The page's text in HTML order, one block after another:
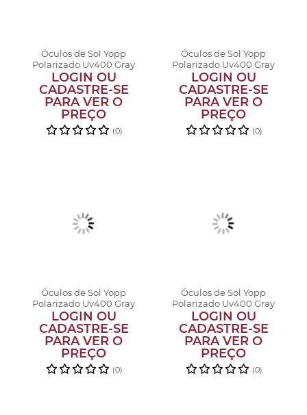
Óculos de Sol Yopp
Polarizado Uv400 Gray
Tu-ton R...
LOGIN OU
CADASTRE-SE
PARA VER O
PREÇO
(0)
Óculos de Sol Yopp
Polarizado Uv400 Gray
Tu-ton R...
LOGIN OU
CADASTRE-SE
PARA VER O
PREÇO
(0)
Óculos de Sol Yopp
Polarizado Uv400 Gray
Tu-ton V...
LOGIN OU
CADASTRE-SE
PARA VER O
PREÇO
(0)
Óculos de Sol Yopp
Polarizado Uv400 Gray
Tu-ton V...
LOGIN OU
CADASTRE-SE
PARA VER O
PREÇO
(0)